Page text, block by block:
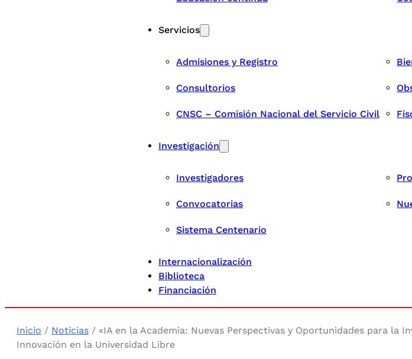
Servicios
Admisiones y Registro
Consultorios
CNSC – Comisión Nacional del Servicio Civil
Investigación
Investigadores
Convocatorias
Sistema Centenario
Internacionalización
Biblioteca
Financiación
Inicio / Noticias / «IA en la Academia: Nuevas Perspectivas y Oportunidades para la
Innovación en la Universidad Libre